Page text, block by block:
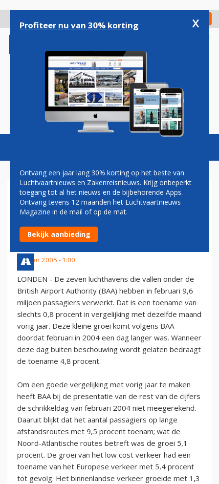
gaan
Check in
Magazine Podcasts Vacatures
LICHTE TOENAME AANTAL
PASSAGIERS OP BRITSE
LUCHTHAVENS
9 maart 2005 - 1:00
LONDEN - De zeven luchthavens die vallen onder de
British Airport Authority (BAA) hebben in februari 9,6
miljoen passagiers verwerkt. Dat is een toename van
slechts 0,8 procent in vergelijking met dezelfde maand
vorig jaar. Deze kleine groei komt volgens BAA
doordat februari in 2004 een dag langer was. Wanneer
deze dag buiten beschouwing wordt gelaten bedraagt
de toename 4,8 procent.
Om een goede vergelijking met vorig jaar te maken
heeft BAA bij de presentatie van de rest van de cijfers
de schrikkeldag van februari 2004 niet meegerekend.
Daaruit blijkt dat het aantal passagiers op lange
afstandsroutes met 9,5 procent toenam; wat de
Noord-Atlantische routes betreft was de groei 5,1
procent. De groei van het low cost verkeer had een
toename van het Europese verkeer met 5,4 procent
tot gevolg. Het binnenlandse verkeer groeide met 1,3
Profiteer nu van 30% korting x
Ontvang een jaar lang 30% korting op het beste van
Luchtvaartnieuws en Zakenreisnieuws. Krijg onbeperkt
toegang tot al het nieuws en de bijbehorende Apps.
Ontvang tevens 12 maanden het Luchtvaartnieuws
Magazine in de mail of op de mat.
Bekijk aanbieding